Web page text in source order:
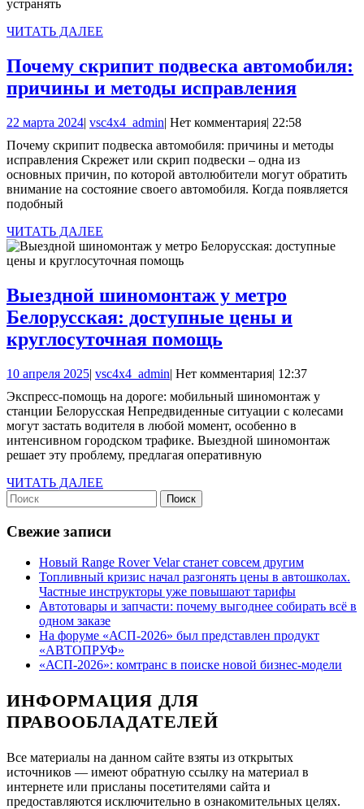
устранять
ЧИТАТЬ ДАЛЕЕ
Почему скрипит подвеска автомобиля:
причины и методы исправленияПочему
и
22 марта 202422
2024
| vsc4x4_adminvsc4x4_admin
| Нет комментария| 22:58
Почему скрипит подвеска автомобиля: причины и методы
исправления Скрежет или скрип подвески – одна из
основных причин, по которой автолюбители могут обратить
внимание на состояние своего автомобиля. Когда появляется
подобный
ЧИТАТЬ ДАЛЕЕ
ДАЛЕЕ
Выездной шиномонтаж у метро
Белорусская: доступные цены и
круглосуточная помощь
у
метро
Белорусская:
доступные
10 апреля 202510
2025
| vsc4x4_adminvsc4x4_admin
| Нет комментария| 12:37
Экспресс-помощь на дороге: мобильный шиномонтаж у
станции Белорусская Непредвиденные ситуации с колесами
могут застать водителя в любой момент, особенно в
интенсивном городском трафике. Выездной шиномонтаж
решает эту проблему, предлагая оперативную
ЧИТАТЬ ДАЛЕЕ
Найти:
Свежие записи
Новый Range Rover Velar станет совсем другим
Топливный кризис начал разгонять цены в автошколах.
Частные инструкторы уже повышают тарифы
Автотовары и запчасти: почему выгоднее собирать всё в
одном заказе
На форуме «АСП-2026» был представлен продукт
«АВТОПРУФ»
«АСП-2026»: комтранс в поиске новой бизнес-модели
ИНФОРМАЦИЯ ДЛЯ
ПРАВООБЛАДАТЕЛЕЙ
Все материалы на данном сайте взяты из открытых
источников — имеют обратную ссылку на материал в
интернете или присланы посетителями сайта и
предоставляются исключительно в ознакомительных целях.